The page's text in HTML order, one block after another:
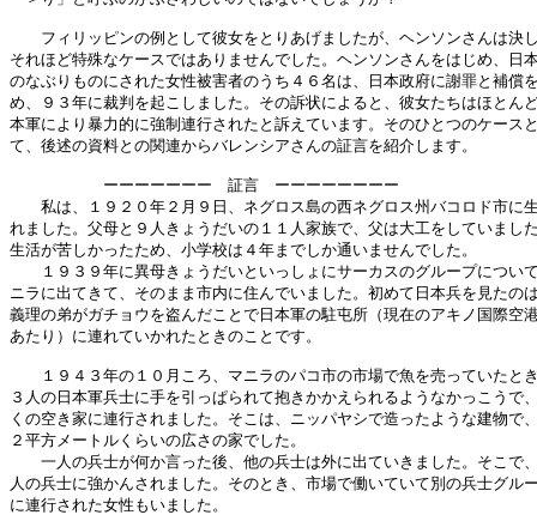
フィリッピンの例として彼女をとりあげましたが、ヘンソンさんは決
それほど特殊なケースではありませんでした。ヘンソンさんをはじめ、日
のなぶりものにされた女性被害者のうち４６名は、日本政府に謝罪と補償
め、９３年に裁判を起こしました。その訴状によると、彼女たちはほとん
本軍により暴力的に強制連行されたと訴えています。そのひとつのケース
て、後述の資料との関連からバレンシアさんの証言を紹介します。
ーーーーーーー　証言　ーーーーーーーー
私は、１９２０年２月９日、ネグロス島の西ネグロス州バコロド市に
れました。父母と９人きょうだいの１１人家族で、父は大工をしていまし
生活が苦しかったため、小学校は４年までしか通いませんでした。
１９３９年に異母きょうだいといっしょにサーカスのグループについ
ニラに出てきて、そのまま市内に住んでいました。初めて日本兵を見たの
義理の弟がガチョウを盗んだことで日本軍の駐屯所（現在のアキノ国際空
あたり）に連れていかれたときのことです。
１９４３年の１０月ころ、マニラのパコ市の市場で魚を売っていたと
３人の日本軍兵士に手を引っぱられて抱きかかえられるようなかっこうで
くの空き家に連行されました。そこは、ニッパヤシで造ったような建物で
２平方メートルくらいの広さの家でした。
一人の兵士が何か言った後、他の兵士は外に出ていきました。そこで
人の兵士に強かんされました。そのとき、市場で働いていて別の兵士グル
に連行された女性もいました。